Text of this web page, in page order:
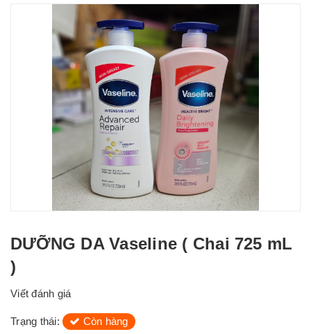
DƯỠNG DA Vaseline ( Chai 725 mL
)
Viết đánh giá
Trạng thái: Còn hàng